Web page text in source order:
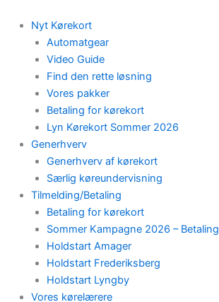
content
Nyt Kørekort
Automatgear
Video Guide
Find den rette løsning
Vores pakker
Betaling for kørekort
Lyn Kørekort Sommer 2026
Generhverv
Generhverv af kørekort
Særlig køreundervisning
Tilmelding/Betaling
Betaling for kørekort
Sommer Kampagne 2026 – Betaling
Holdstart Amager
Holdstart Frederiksberg
Holdstart Lyngby
Vores kørelærere